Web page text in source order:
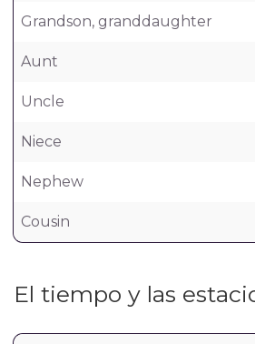
Grandson, granddaughter
Aunt
Uncle
Niece
Nephew
Cousin
El tiempo y las